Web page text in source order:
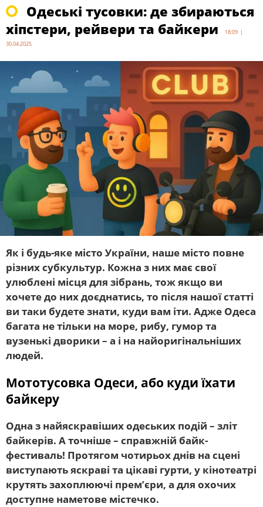
Одеські тусовки: де збираються
хіпстери, рейвери та байкери
18:09 |
30.04.2025
Як і будь-яке місто України, наше місто повне
різних субкультур. Кожна з них має свої
улюблені місця для зібрань, тож якщо ви
хочете до них доєднатись, то після нашої статті
ви таки будете знати, куди вам іти. Адже Одеса
багата не тільки на море, рибу, гумор та
вузенькі дворики – а і на найоригінальніших
людей.
Мототусовка Одеси, або куди їхати
байкеру
Одна з найяскравіших одеських подій – зліт
байкерів. А точніше – справжній байк-
фестиваль! Протягом чотирьох днів на сцені
виступають яскраві та цікаві гурти, у кінотеатрі
крутять захоплюючі прем’єри, а для охочих
доступне наметове містечко.